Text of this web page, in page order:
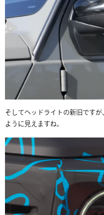
そしてヘッドライトの新旧です
ように見えますね。